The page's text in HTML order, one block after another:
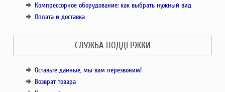
Компрессорное оборудование: как выбрать нужный вид
Оплата и доставка
СЛУЖБА ПОДДЕРЖКИ
Оставьте данные, мы вам перезвоним!
Возврат товара